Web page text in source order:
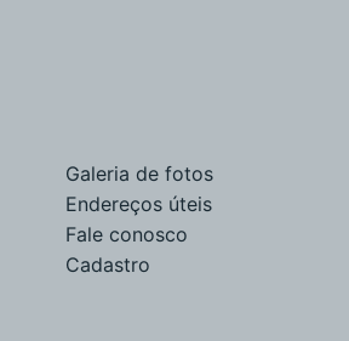
Galeria de fotos
Endereços úteis
Fale conosco
Cadastro